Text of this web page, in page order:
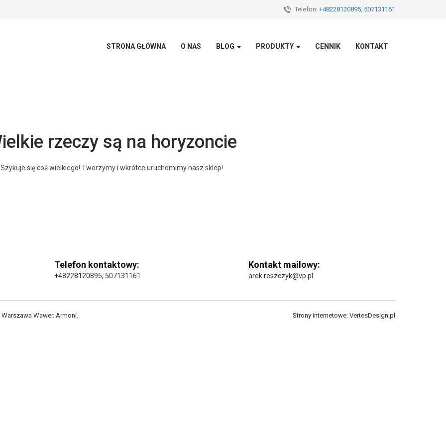
Telefon: +48228120895, 507131161
STRONA GŁÓWNA O NAS BLOG PRODUKTY CENNIK KONTAKT
rzeczy są na horyzoncie
Szykuje się coś wielkiego! Tworzymy i wkrótce uruchomimy nasz sklep!
Telefon kontaktowy:
+48228120895, 507131161
Kontakt mailowy:
arek.reszczyk@vp.pl
Wawer. Armoni. Strony internetowe: VertesDesign.pl